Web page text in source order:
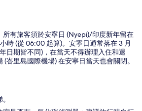
所有旅客須於安寧日 (Nyepi)/印度新年留在
時 (從 06:00 起算)。安寧日通常落在 3 月
日期皆不同)，在當天不得辦理入住和退
(峇里島國際機場) 在安寧日當天也會關閉。